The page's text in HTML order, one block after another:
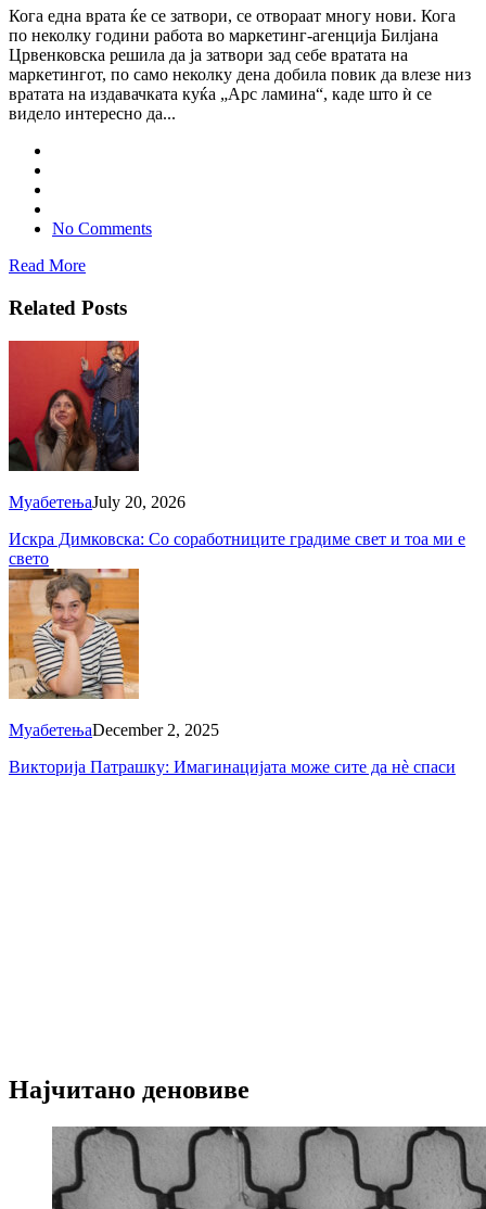
Кога една врата ќе се затвори, се отвораат многу нови. Кога
по неколку години работа во маркетинг-агенција Билјана
Црвенковска решила да ја затвори зад себе вратата на
маркетингот, по само неколку дена добила повик да влезе низ
вратата на издавачката куќа „Арс ламина“, каде што ѝ се
видело интересно да...
No Comments
Read More
Related Posts
МуабетењаJuly 20, 2026
Искра Димковска: Со соработниците градиме свет и тоа ми е
свето
МуабетењаDecember 2, 2025
Викторија Патрашку: Имагинацијата може сите да нè спаси
Најчитано деновиве